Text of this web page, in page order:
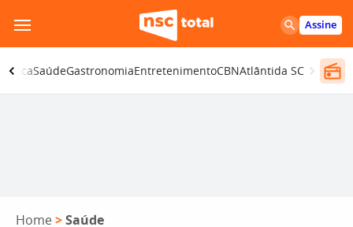
para
o
conteúdo
Assine
SaúdeGastronomiaEntretenimentoCBNAtlântida SC
Home >Saúde